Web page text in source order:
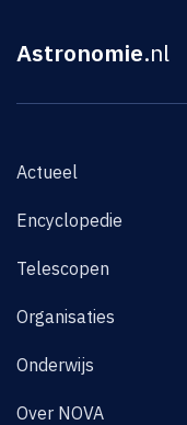
Astronomie.nl
Actueel
Encyclopedie
Telescopen
Organisaties
Onderwijs
Over NOVA